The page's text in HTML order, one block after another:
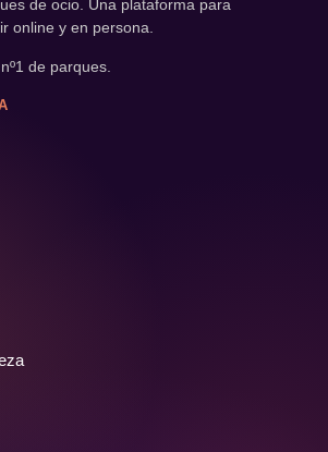
de ocio. Una plataforma para
online y en persona.
de parques.